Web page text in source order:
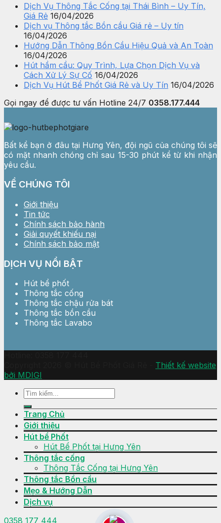
Dịch Vụ Thông Tắc Cống tại Thái Bình – Uy Tín,
Giá Rẻ 16/04/2026
Dịch vụ Thông tắc Bồn cầu Giá rẻ – Uy tín
16/04/2026
Hướng Dẫn Thông Bồn Cầu Hiệu Quả và An Toàn
16/04/2026
Hút hầm cầu: Quy Trình, Lựa Chọn Dịch Vụ và
Cách Xử Lý Sự Cố 16/04/2026
Dịch Vụ Hút Bể Phốt Giá Rẻ và Uy Tín 16/04/2026
Gọi ngay để được tư vấn Hotline 24/7 0358.177.444
Bất kể bạn ở đâu tại Hưng Yên, đội ngũ của chúng tôi sẽ
có mặt nhanh chóng chỉ sau 15-30 phút kể từ khi nhận
yêu cầu.
VỀ CHÚNG TÔI
Giới thiệu
Tin tức
Chính sách bảo hành
Giải quyết khiếu nại
Chính sách bảo mật
DỊCH VỤ NỔI BẬT
Hút bể phốt
Thông tắc cống
Thông tắc chậu rửa bát
Thông tắc bồn cầu
Thông tắc Lavabo
Thiết kế website
bởi MDIGI
Trang Chủ
Giới thiệu
Hút bể Phốt
Hút Bể Phốt tại Hưng Yên
Thông tắc cống
Thông Tắc Cống tại Hưng Yên
Thông tắc Bồn cầu
Mẹo & Hướng Dẫn
Dịch vụ
0358 177 444